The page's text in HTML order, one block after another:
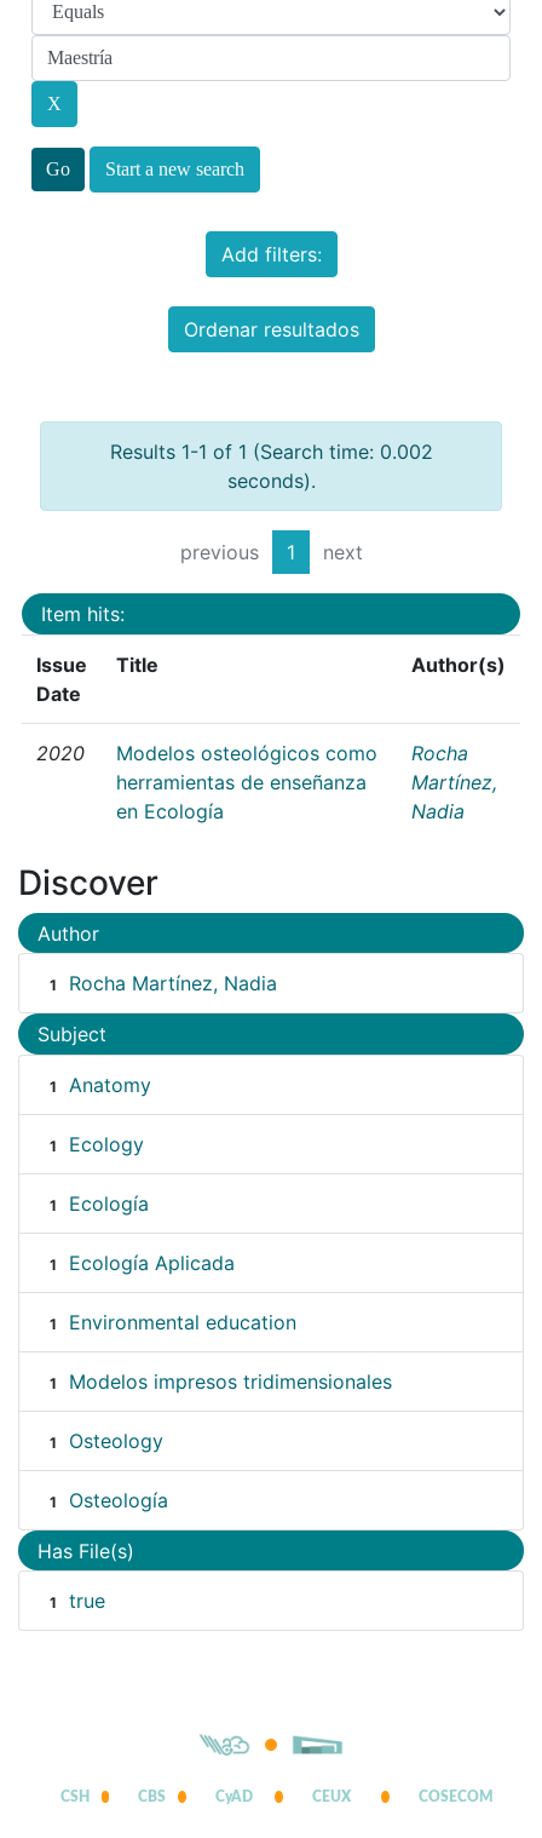
Start a new search
Add filters:
Ordenar resultados
Results 1-1 of 1 (Search time: 0.002
seconds).
previous 1 next
Item hits:
Issue
Date
Title Author(s)
2020
Modelos osteológicos como
herramientas de enseñanza
en Ecología
Rocha
Martínez,
Nadia
Discover
Author
1 Rocha Martínez, Nadia
Subject
1 Anatomy
1 Ecology
1 Ecología
1 Ecología Aplicada
1 Environmental education
1 Modelos impresos tridimensionales
1 Osteology
1 Osteología
Has File(s)
1 true
CSH CBS CyAD CEUX COSECOM